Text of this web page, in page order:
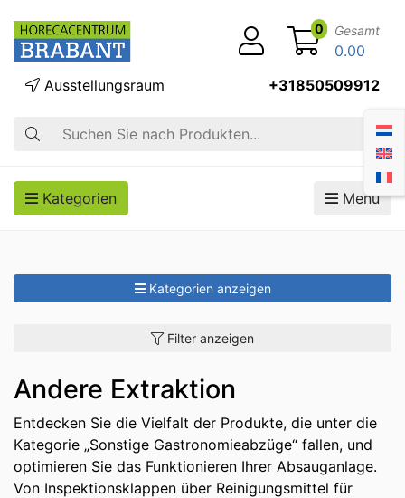
Suche
Ausstellungsraum +31850509912
0 Gesamt
0.00
Kategorien Menü
Kategorien anzeigen
Filter anzeigen
Andere Extraktion
Entdecken Sie die Vielfalt der Produkte, die unter die
Kategorie „Sonstige Gastronomieabzüge“ fallen, und
optimieren Sie das Funktionieren Ihrer Absauganlage.
Von Inspektionsklappen über Reinigungsmittel für